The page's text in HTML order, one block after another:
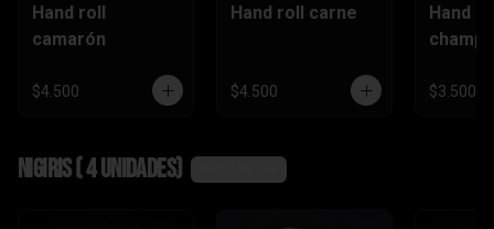
Hand roll
camarón
$4.500
Hand roll carne
$4.500
Hand
$3.500
Nigiris ( 4 unidades)